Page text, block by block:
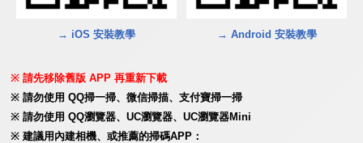
→ iOS 安裝教學 → Android 安裝教學
請先移除舊版 APP 再重新下載
請勿使用 QQ掃一掃、微信掃描、支付寶掃一掃
請勿使用 QQ瀏覽器、UC瀏覽器、UC瀏覽器Mini
建議用內建相機、或推薦的掃碼APP：